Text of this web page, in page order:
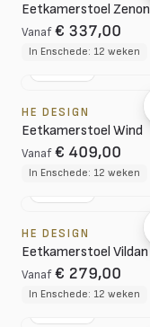
Eetkamerstoel Zenon
Vanaf € 337,00
In Enschede: 12 weken
HE DESIGN
Eetkamerstoel Wind
Vanaf € 409,00
In Enschede: 12 weken
HE DESIGN
Eetkamerstoel Vildan
Vanaf € 279,00
In Enschede: 12 weken